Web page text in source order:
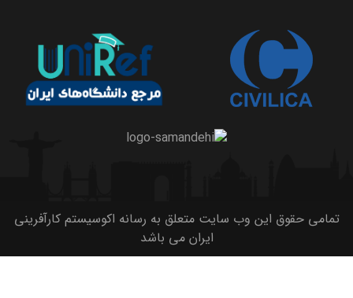
تمامی حقوق این وب سایت متعلق به رسانه اکوسیستم کارآفرینی
ایران می باشد